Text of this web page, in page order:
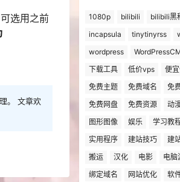
选用之前
。 文章欢
1080p bilibili bilibili黑
incapsula
tinytinyrss
wordpress
下载工具
低价vps 便
免费主题
免费域名 免
免费网盘
免费资源 动
图形图像
娱乐 学习教
实用程序
建站技巧 建
搬运
汉化 电影 电脑
绑定域名
网站优化 软